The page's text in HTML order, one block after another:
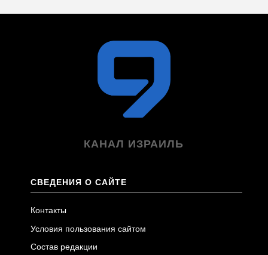
КАНАЛ ИЗРАИЛЬ
СВЕДЕНИЯ О САЙТЕ
Контакты
Условия пользования сайтом
Состав редакции